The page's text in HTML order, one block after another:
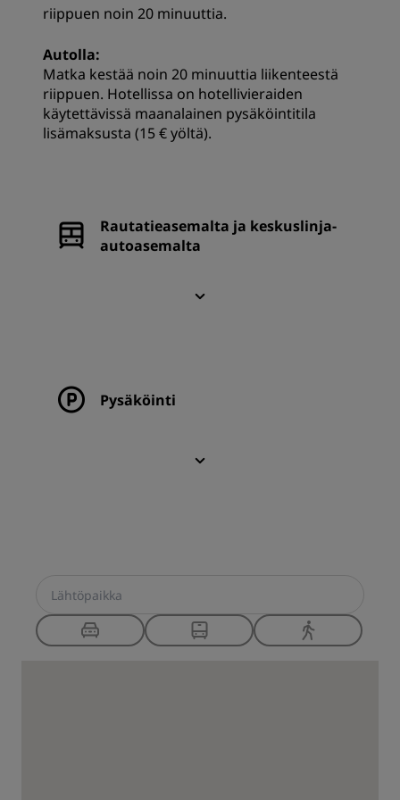
riippuen noin 20 minuuttia.
Autolla:
Matka kestää noin 20 minuuttia liikenteestä
riippuen. Hotellissa on hotellivieraiden
käytettävissä maanalainen pysäköintitila
lisämaksusta (15 € yöltä).
Rautatieasemalta ja keskuslinja-
autoasemalta
Pysäköinti